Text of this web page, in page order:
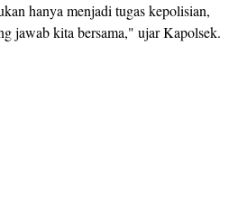
hanya menjadi tugas kepolisian,
jawab kita bersama," ujar Kapolsek.